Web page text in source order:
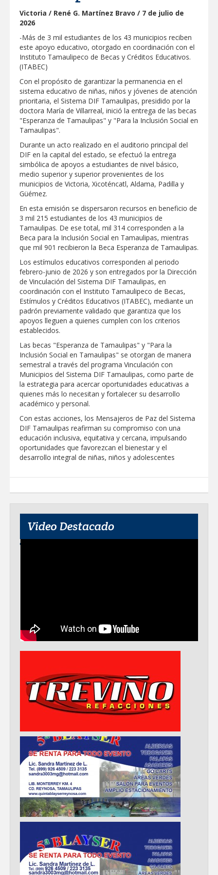
GOBIERNO MUNICIPAL LLEVARÁ
Atiende Gobierno de Reynosa reportes
ciudadanos
ATIENDE COMAPA MÁS DE 1800
REPORTES RECIBIDOS A TRAVÉS DEL
073 DURANTE JULIO
Llevó Carlos Peña Ortiz programa
Prepara DIF Tamaulipas actividades para
conmemorar el mes de las personas
adultas mayores
ABRE INSCRIPCIONES PARA EL CICLO
AGOSTO-DICIEMBRE
Disney reconoce a nivel mundial talento
de estudiante de la UAT
Visitó Alcalde a vecinos de Balcones de
Alcalá con programa Subsidio del Agua
Tamaulipas sigue impulsando una
agenda de infraestructura con sentido
humanista
DIRECCIÓN DE DESARROLLO RURAL
APOYA A GANADEROS DE NUEVO
LAREDO ANTE LA REAPERTURA DE LA
EXPORTACIÓN DE GANADO
Impulsa STPS ferias del empleo para
jóvenes en tres regiones de Tamaulipas
Victoria / René G. Martínez Bravo / 7 de julio de
2026
-Más de 3 mil estudiantes de los 43 municipios reciben
este apoyo educativo, otorgado en coordinación con el
Instituto Tamaulipeco de Becas y Créditos Educativos.
(ITABEC)
Con el propósito de garantizar la permanencia en el
sistema educativo de niñas, niños y jóvenes de atención
prioritaria, el Sistema DIF Tamaulipas, presidido por la
doctora María de Villarreal, inició la entrega de las becas
"Esperanza de Tamaulipas" y "Para la Inclusión Social en
Tamaulipas".
Durante un acto realizado en el auditorio principal del
DIF en la capital del estado, se efectuó la entrega
simbólica de apoyos a estudiantes de nivel básico,
medio superior y superior provenientes de los
municipios de Victoria, Xicoténcatl, Aldama, Padilla y
Güémez.
En esta emisión se dispersaron recursos en beneficio de
3 mil 215 estudiantes de los 43 municipios de
Tamaulipas. De ese total, mil 314 corresponden a la
Beca para la Inclusión Social en Tamaulipas, mientras
que mil 901 recibieron la Beca Esperanza de Tamaulipas.
Los estímulos educativos corresponden al periodo
febrero-junio de 2026 y son entregados por la Dirección
de Vinculación del Sistema DIF Tamaulipas, en
coordinación con el Instituto Tamaulipeco de Becas,
Estímulos y Créditos Educativos (ITABEC), mediante un
padrón previamente validado que garantiza que los
apoyos lleguen a quienes cumplen con los criterios
establecidos.
Las becas "Esperanza de Tamaulipas" y "Para la
Inclusión Social en Tamaulipas" se otorgan de manera
semestral a través del programa Vinculación con
Municipios del Sistema DIF Tamaulipas, como parte de
la estrategia para acercar oportunidades educativas a
quienes más lo necesitan y fortalecer su desarrollo
académico y personal.
Con estas acciones, los Mensajeros de Paz del Sistema
DIF Tamaulipas reafirman su compromiso con una
educación inclusiva, equitativa y cercana, impulsando
oportunidades que favorezcan el bienestar y el
desarrollo integral de niñas, niños y adolescentes
Video Destacado